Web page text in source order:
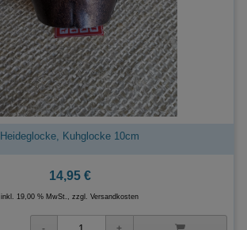
Heideglocke, Kuhglocke 10cm
14,95 €
inkl. 19,00 % MwSt., zzgl. Versandkosten